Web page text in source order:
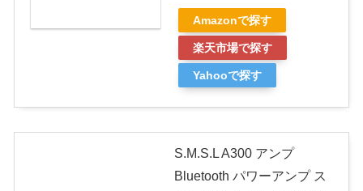
Amazonで探す
楽天市場で探す
Yahooで探す
S.M.S.L A300 アンプ
Bluetooth パワーアンプ ス